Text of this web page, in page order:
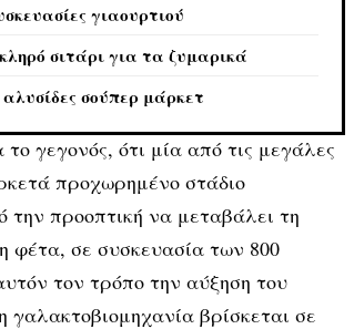
γιαουρτιού
σιτάρι για τα ζυμαρικά
σούπερ μάρκετ
γεγονός, ότι μία από τις μεγάλες
προχωρημένο στάδιο
την προοπτική να μεταβάλει τη
φέτα, σε συσκευασία των 800
τον τρόπο την αύξηση του
βρίσκεται σε